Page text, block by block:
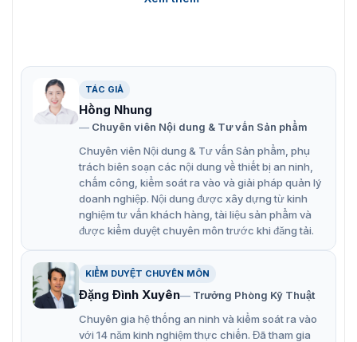
Giới thiệu về máy chấm công vân tay ZKTeco Iclock 1000G
10 tính năng nổi bật máy chấm công
ZKTeco Iclock 1000G
Dung lượng lên đến 6.000 vân tay, 6.000 thẻ và
200.000 sự kiện.
Phần mềm quản lý chuyên nghiệp.
Pin dự phòng dung lượng 2.600 mAh dùng được 4-6
tiếng sau khi mất điện.
TÁC GIẢ
Hồng Nhung
Chuyên viên Nội dung & Tư vấn Sản phẩm
Chuyên viên Nội dung & Tư vấn Sản phẩm, phụ
trách biên soạn các nội dung về thiết bị an ninh,
chấm công, kiểm soát ra vào và giải pháp quản lý
doanh nghiệp. Nội dung được xây dựng từ kinh
nghiệm tư vấn khách hàng, tài liệu sản phẩm và
được kiểm duyệt chuyên môn trước khi đăng tải.
KIỂM DUYỆT CHUYÊN MÔN
Đặng Đình Xuyên
Trưởng Phòng Kỹ Thuật
Chuyên gia hệ thống an ninh và kiểm soát ra vào
với 14 năm kinh nghiệm thực chiến. Đã tham gia